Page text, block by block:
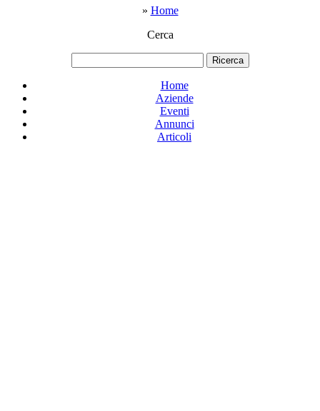
» Home
Cerca
Home
Aziende
Eventi
Annunci
Articoli